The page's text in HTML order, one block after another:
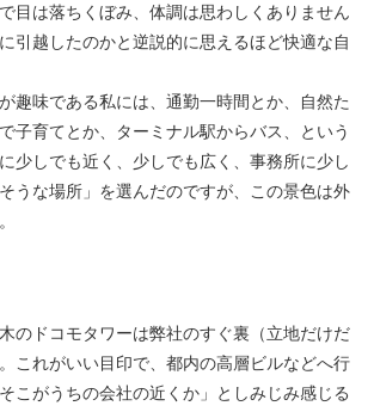
目は落ちくぼみ、体調は思わしくありません
引越したのかと逆説的に思えるほど快適な自
趣味である私には、通勤一時間とか、自然た
子育てとか、ターミナル駅からバス、という
少しでも近く、少しでも広く、事務所に少し
うな場所」を選んだのですが、この景色は外
のドコモタワーは弊社のすぐ裏（立地だけだ
これがいい目印で、都内の高層ビルなどへ行
こがうちの会社の近くか」としみじみ感じる